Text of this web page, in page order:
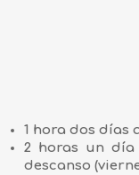
1 hora dos días
2 horas un día
descanso